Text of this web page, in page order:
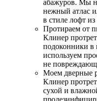
абажуров. Мы
нежный атлас
в стиле лофт
Протираем от
Клинер
подоконники в
используем
не
Моем дверные
Клинер
сухой и